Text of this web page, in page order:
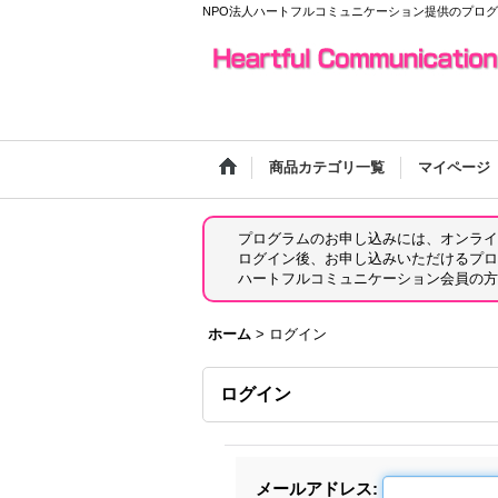
NPO法人ハートフルコミュニケーション提供のプロ
商品カテゴリ一覧 マイページ
プログラムのお申し込みには、オンラ
ログイン後、お申し込みいただけるプ
ハートフルコミュニケーション会員の
ホーム > ログイン
ログイン
メールアドレス: